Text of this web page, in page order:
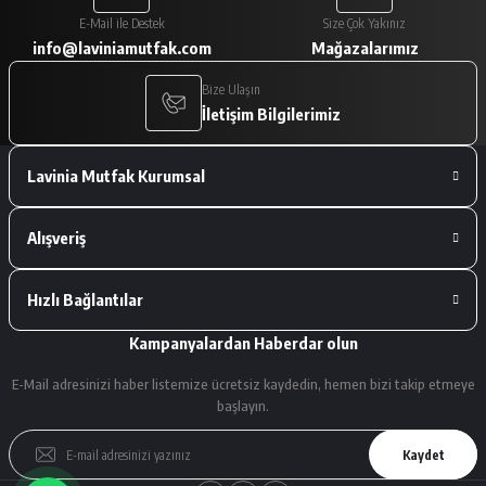
Paketleme çok iyiydi. Ürünler tam
istediğimiz gibiydi.
A... V... | 29/01/2026
Deneyimini Paylaş
E-Mail ile Destek
info@laviniamutfak.com
Size Çok Yakınız
Mağazalarımız
Bize Ulaşın
İletişim Bilgilerimiz
Lavinia Mutfak Kurumsal
Alışveriş
Hızlı Bağlantılar
Kampanyalardan Haberdar olun
E-Mail adresinizi haber listemize ücretsiz kaydedin, hemen bizi takip etmeye
başlayın.
Kaydet